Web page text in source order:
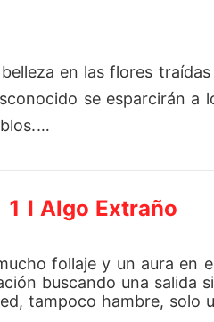
en las flores
se esparcirán a
parte de distintos
1 I Algo Extraño
follaje y un aura en
buscando una salida
tampoco hambre, solo